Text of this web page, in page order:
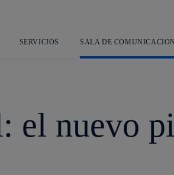
SERVICIOS SALA DE COMUNICACIÓN
el nuevo